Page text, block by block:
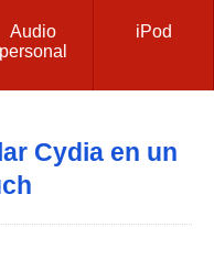
Audio
personal
iPod
Cydia en un